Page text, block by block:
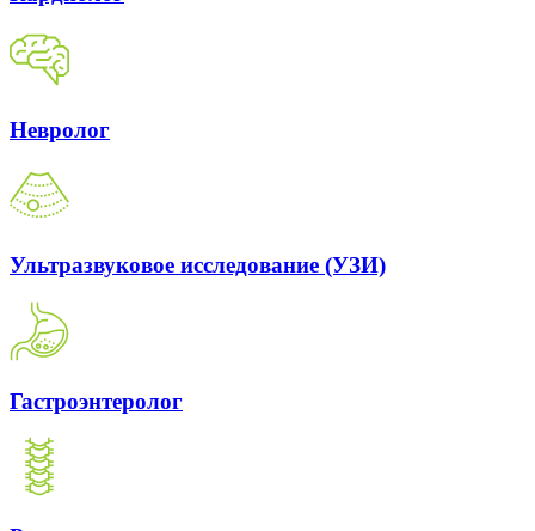
Невролог
Ультразвуковое исследование (УЗИ)
Гастроэнтеролог